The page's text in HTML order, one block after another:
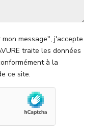
message", j'accepte
traite les données
à la
ce site.